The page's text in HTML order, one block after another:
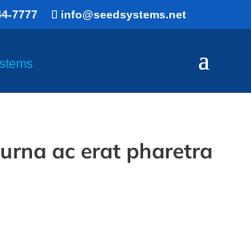
7777 info@seedsystems.net
ac erat pharetra